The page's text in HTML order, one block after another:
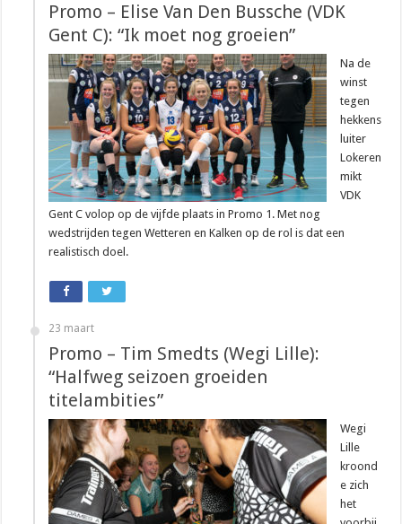
Promo – Elise Van Den Bussche (VDK
Gent C): “Ik moet nog groeien”
Na de
winst
tegen
hekkens
luiter
Lokeren
mikt
VDK
Gent C volop op de vijfde plaats in Promo 1. Met nog
wedstrijden tegen Wetteren en Kalken op de rol is dat een
realistisch doel.
23 maart
Promo – Tim Smedts (Wegi Lille):
“Halfweg seizoen groeiden
titelambities”
Wegi
Lille
kroond
e zich
het